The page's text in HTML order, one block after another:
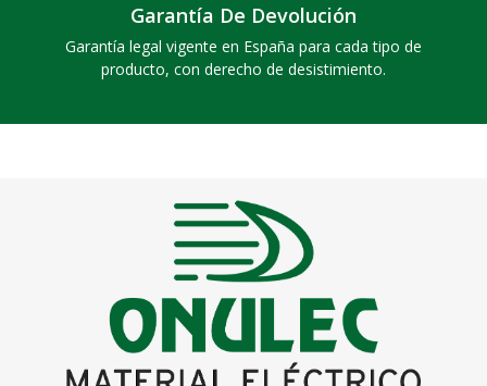
Garantía De Devolución
Garantía legal vigente en España para cada tipo de
producto, con derecho de desistimiento.